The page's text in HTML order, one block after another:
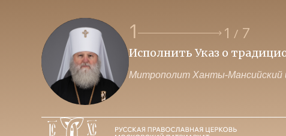
1 1 / 7
Исполнить Указ о
Митрополит Ханты-Мансийский